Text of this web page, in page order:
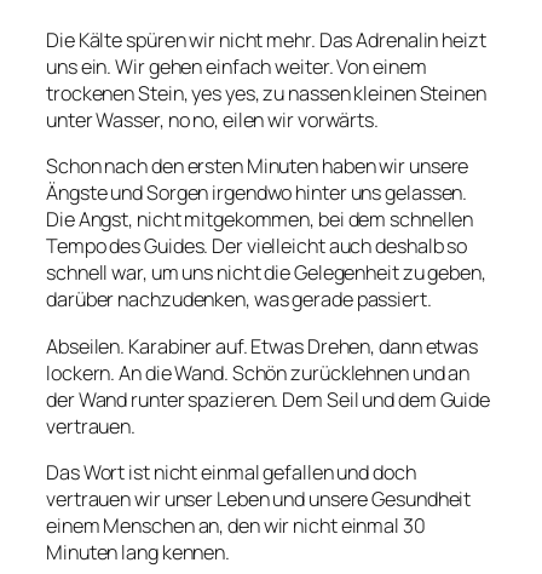
Die Kälte spüren wir nicht mehr. Das Adrenalin heizt
uns ein. Wir gehen einfach weiter. Von einem
trockenen Stein, yes yes, zu nassen kleinen Steinen
unter Wasser, no no, eilen wir vorwärts.
Schon nach den ersten Minuten haben wir unsere
Ängste und Sorgen irgendwo hinter uns gelassen.
Die Angst, nicht mitgekommen, bei dem schnellen
Tempo des Guides. Der vielleicht auch deshalb so
schnell war, um uns nicht die Gelegenheit zu geben,
darüber nachzudenken, was gerade passiert.
Abseilen. Karabiner auf. Etwas Drehen, dann etwas
lockern. An die Wand. Schön zurücklehnen und an
der Wand runter spazieren. Dem Seil und dem Guide
vertrauen.
Das Wort ist nicht einmal gefallen und doch
vertrauen wir unser Leben und unsere Gesundheit
einem Menschen an, den wir nicht einmal 30
Minuten lang kennen.